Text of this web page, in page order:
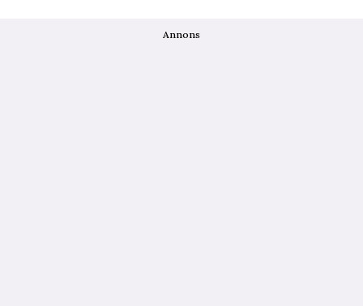
Annons